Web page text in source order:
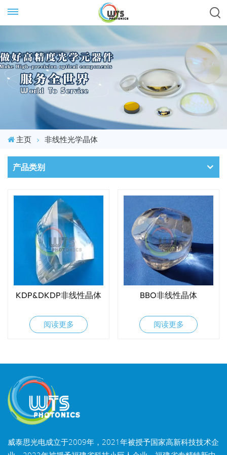
主页 非线性光学晶体
产品类别
KDP&DKDP非线性晶体
阅读更多
BBO非线性晶体
阅读更多
威泰思光电成立于2009年，2021年被授予国家高新科技技术企